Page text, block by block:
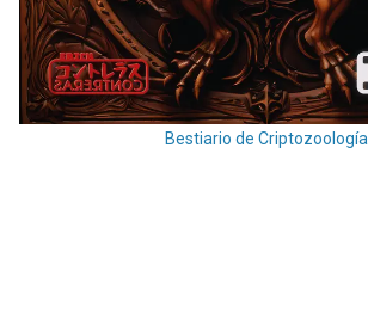
Bestiario de Criptozoología.